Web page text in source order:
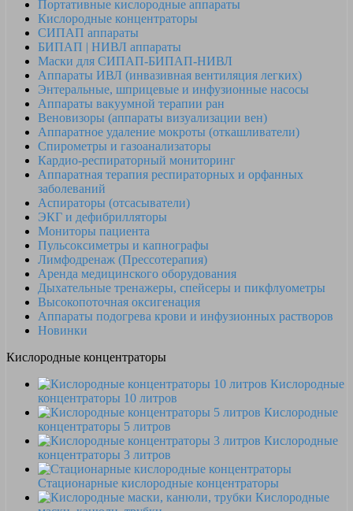
Портативные кислородные аппараты
Кислородные концентраторы
СИПАП аппараты
БИПАП | НИВЛ аппараты
Маски для СИПАП-БИПАП-НИВЛ
Аппараты ИВЛ (инвазивная вентиляция легких)
Энтеральные, шприцевые и инфузионные насосы
Аппараты вакуумной терапии ран
Веновизоры (аппараты визуализации вен)
Аппаратное удаление мокроты (откашливатели)
Спирометры и газоанализаторы
Кардио-респираторный мониторинг
Аппаратная терапия респираторных и орфанных
заболеваний
Аспираторы (отсасыватели)
ЭКГ и дефибрилляторы
Мониторы пациента
Пульсоксиметры и капнографы
Лимфодренаж (Прессотерапия)
Аренда медицинского оборудования
Дыхательные тренажеры, спейсеры и пикфлуометры
Высокопоточная оксигенация
Аппараты подогрева крови и инфузионных растворов
Новинки
Кислородные концентраторы
Кислородные
концентраторы 10 литров
Кислородные
концентраторы 5 литров
Кислородные
концентраторы 3 литров
Стационарные кислородные концентраторы
Кислородные